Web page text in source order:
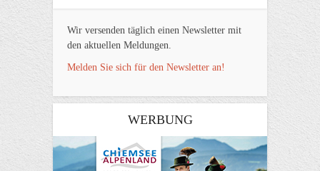
Wir versenden täglich einen Newsletter mit
den aktuellen Meldungen.
Melden Sie sich für den Newsletter an!
WERBUNG